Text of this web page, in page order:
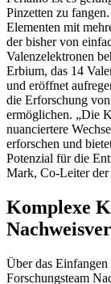
Pinzetten zu
Elementen mit
der bisher von
Valenzelektronen
Erbium, das 14
und eröffnet
die Erforschung
ermöglichen. „Die
nuanciertere
erforschen und
Potenzial für die
Mark, Co-Leiter der
Komplexe
Über das
Forschungsteam